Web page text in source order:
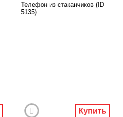
Телефон из стаканчиков (ID
5135)
Купить